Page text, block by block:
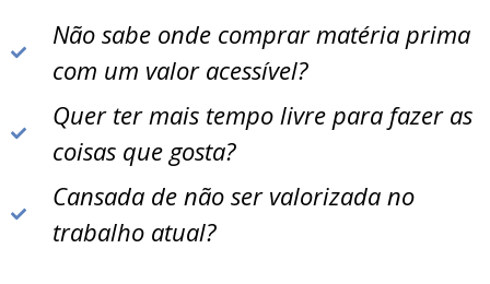
Não sabe onde comprar matéria prima
com um valor acessível?
Quer ter mais tempo livre para fazer as
coisas que gosta?
Cansada de não ser valorizada no
trabalho atual?